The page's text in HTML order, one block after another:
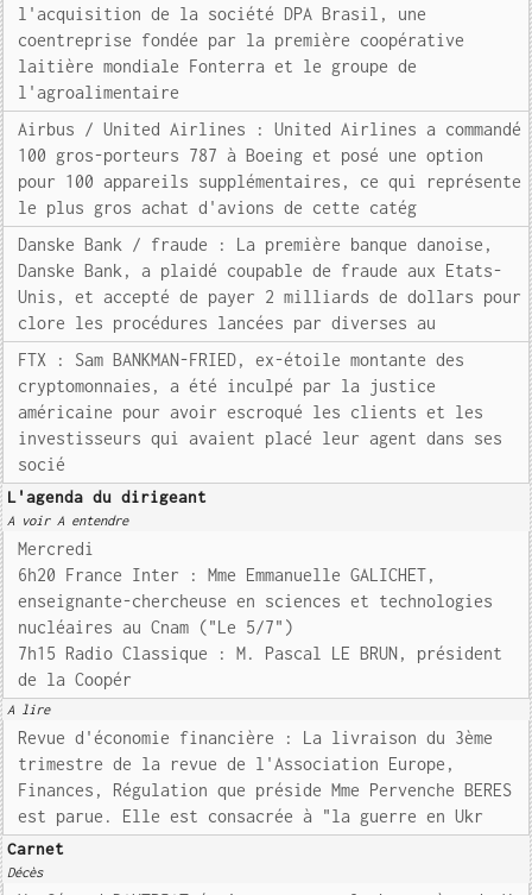
l'acquisition de la société DPA Brasil, une
coentreprise fondée par la première coopérative
laitière mondiale Fonterra et le groupe de
l'agroalimentaire
Airbus / United Airlines : United Airlines a commandé
100 gros-porteurs 787 à Boeing et posé une option
pour 100 appareils supplémentaires, ce qui représente
le plus gros achat d'avions de cette catég
Danske Bank / fraude : La première banque danoise,
Danske Bank, a plaidé coupable de fraude aux Etats-
Unis, et accepté de payer 2 milliards de dollars pour
clore les procédures lancées par diverses au
FTX : Sam BANKMAN-FRIED, ex-étoile montante des
cryptomonnaies, a été inculpé par la justice
américaine pour avoir escroqué les clients et les
investisseurs qui avaient placé leur agent dans ses
socié
L'agenda du dirigeant
A voir A entendre
Mercredi
6h20 France Inter : Mme Emmanuelle GALICHET,
enseignante-chercheuse en sciences et technologies
nucléaires au Cnam ("Le 5/7")
7h15 Radio Classique : M. Pascal LE BRUN, président
de la Coopér
A lire
Revue d'économie financière : La livraison du 3ème
trimestre de la revue de l'Association Europe,
Finances, Régulation que préside Mme Pervenche BERES
est parue. Elle est consacrée à "la guerre en Ukr
Carnet
Décès